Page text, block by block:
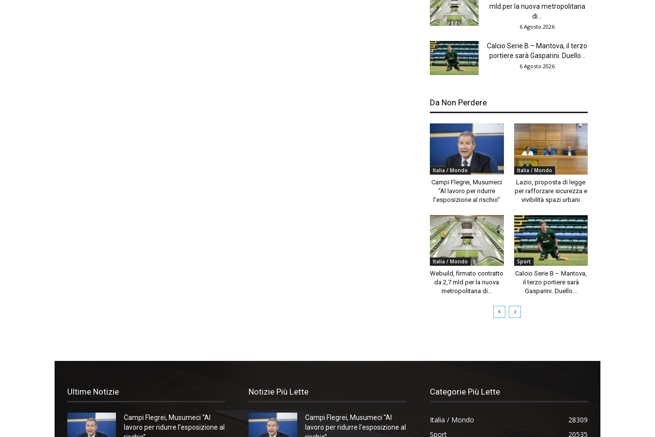
mld per la nuova metropolitana
di...
6 Agosto 2026
Calcio Serie B – Mantova, il terzo
portiere sarà Gasparini. Duello...
6 Agosto 2026
Da Non Perdere
Italia / Mondo
Campi Flegrei, Musumeci
“Al lavoro per ridurre
l’esposizione al rischio”
Italia / Mondo
Lazio, proposta di legge
per rafforzare sicurezza e
vivibilità spazi urbani
Italia / Mondo
Webuild, firmato contratto
da 2,7 mld per la nuova
metropolitana di...
Sport
Calcio Serie B – Mantova,
il terzo portiere sarà
Gasparini. Duello...
Ultime Notizie
Campi Flegrei, Musumeci “Al
lavoro per ridurre l’esposizione al
Notizie Più Lette
Campi Flegrei, Musumeci “Al
lavoro per ridurre l’esposizione al
Categorie Più Lette
Italia / Mondo
28309
Sport
20535